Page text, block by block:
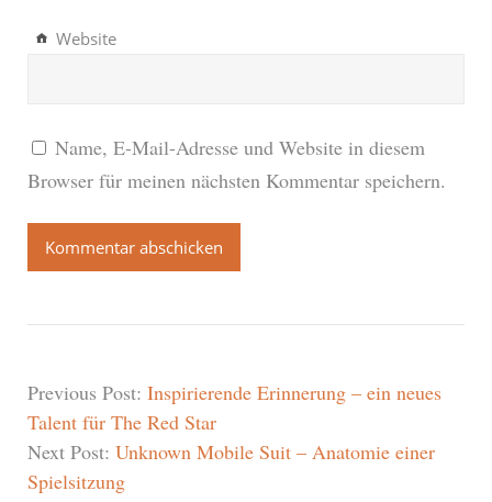
Website
Name, E-Mail-Adresse und Website in diesem
Browser für meinen nächsten Kommentar speichern.
Previous Post: Inspirierende Erinnerung – ein neues
Talent für The Red Star
Next Post: Unknown Mobile Suit – Anatomie einer
Spielsitzung